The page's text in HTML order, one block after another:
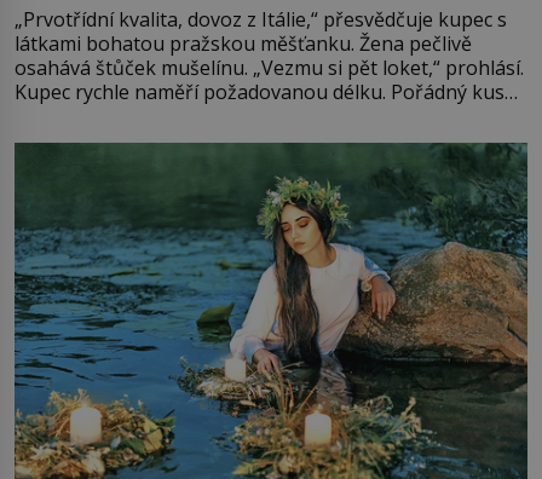
„Prvotřídní kvalita, dovoz z Itálie,“ přesvědčuje kupec s
látkami bohatou pražskou měšťanku. Žena pečlivě
osahává štůček mušelínu. „Vezmu si pět loket,“ prohlásí.
Kupec rychle naměří požadovanou délku. Pořádný kus
milostpaní. Stačí jenom na sukni,“ zhodnotí švadlena
množství růžového mušelínu. „Ošidili vás, podívejte.“
Vezme do ruky dřevěnou